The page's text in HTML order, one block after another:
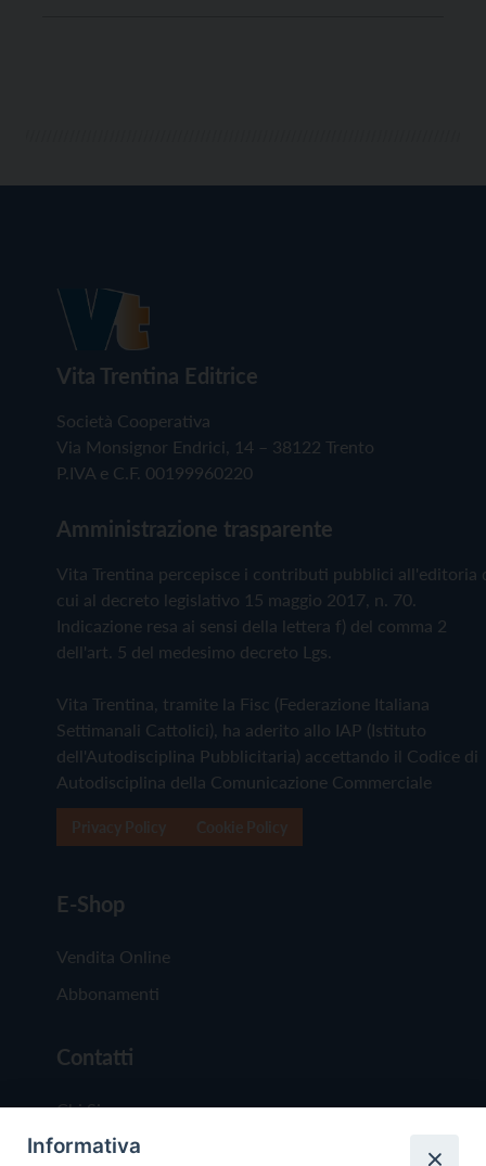
Vita Trentina Editrice
Società Cooperativa
Via Monsignor Endrici, 14 – 38122 Trento
P.IVA e C.F. 00199960220
Amministrazione trasparente
Vita Trentina percepisce i contributi pubblici all'editoria
cui al decreto legislativo 15 maggio 2017, n. 70.
Indicazione resa ai sensi della lettera f) del comma 2
dell'art. 5 del medesimo decreto Lgs.
Vita Trentina, tramite la Fisc (Federazione Italiana
Settimanali Cattolici), ha aderito allo IAP (Istituto
dell'Autodisciplina Pubblicitaria) accettando il Codice di
Autodisciplina della Comunicazione Commerciale
E-Shop
Vendita Online
Abbonamenti
Contatti
Chi Siamo
Redazione
Informativa